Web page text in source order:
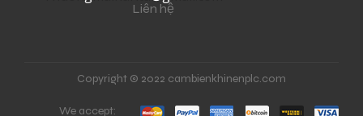
Liên hệ
Copyright © 2022 cambienkhinenplc.com
We accept: